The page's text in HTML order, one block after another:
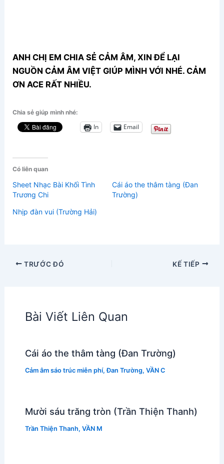
ANH CHỊ EM CHIA SẺ CẢM ÂM, XIN ĐỂ LẠI
NGUỒN CẢM ÂM VIỆT GIÚP MÌNH VỚI NHÉ. CẢM
ƠN ACE RẤT NHIỀU.
Chia sẻ giúp mình nhé:
In Email
Có liên quan
Sheet Nhạc Bài Khối Tình
Trương Chi
Cái áo the thâm tàng (Đan
Trường)
Nhịp đàn vui (Trường Hải)
TRƯỚC ĐÓ KẾ TIẾP
Bài Viết Liên Quan
Cái áo the thâm tàng (Đan Trường)
Cảm âm sáo trúc miễn phí,Đan Trường, VẦN C
Mười sáu trăng tròn (Trần Thiện Thanh)
Trần Thiện Thanh, VẦN M